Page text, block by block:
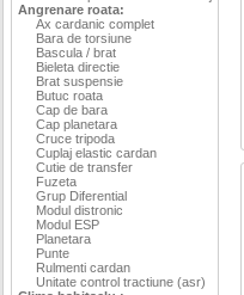
Angrenare roata:
Ax cardanic complet
Bara de torsiune
Bascula / brat
Bieleta directie
Brat suspensie
Butuc roata
Cap de bara
Cap planetara
Cruce tripoda
Cuplaj elastic cardan
Cutie de transfer
Fuzeta
Grup Diferential
Modul distronic
Modul ESP
Planetara
Punte
Rulmenti cardan
Unitate control tractiune (asr)